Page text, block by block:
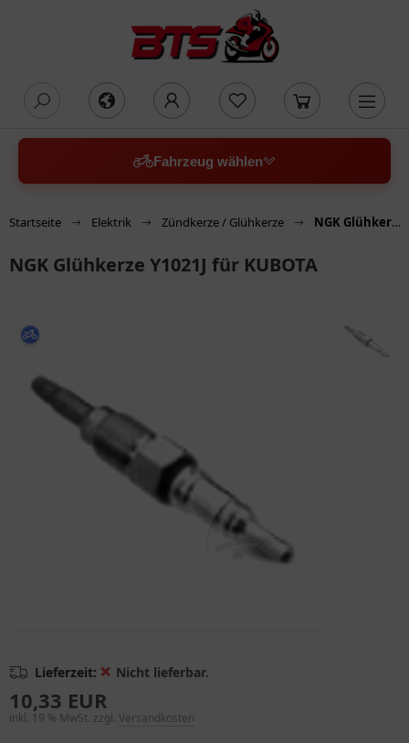
Fahrzeug wählen
Startseite Elektrik Zündkerze / Glühkerze NGK Glühkerze Y1021J für KUBOTA
NGK Glühkerze Y1021J für KUBOTA
Lieferzeit: ❌ Nicht lieferbar.
10,33 EUR
inkl. 19 % MwSt. zzgl. Versandkosten